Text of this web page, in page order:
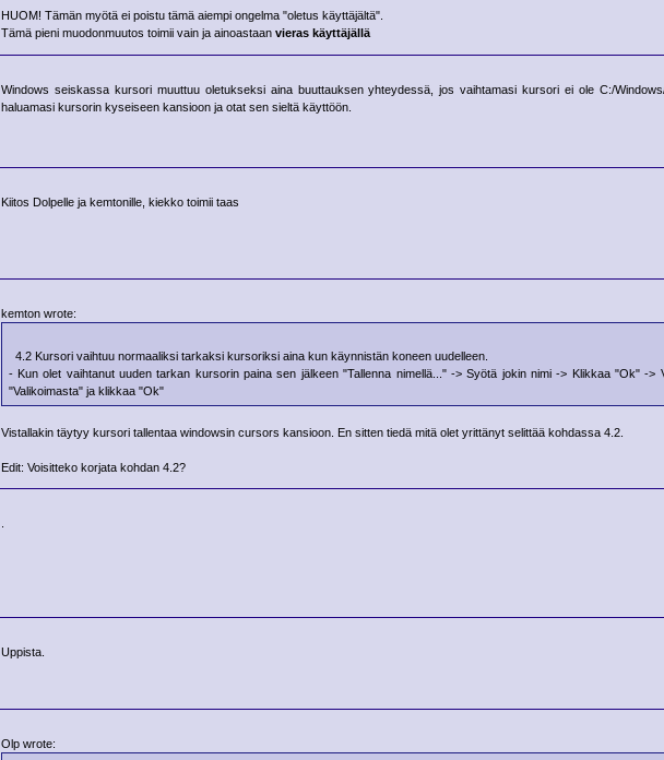
HUOM! Tämän myötä ei poistu tämä aiempi ongelma "oletus käyttäjältä".
Tämä pieni muodonmuutos toimii vain ja ainoastaanvieras käyttäjällä
Windows seiskassa kursori muuttuu oletukseksi aina buuttauksen yhteydessä, jos vaihtamasi kursori ei ole C:/
haluamasi kursorin kyseiseen kansioon ja otat sen sieltä käyttöön.
Kiitos Dolpelle ja kemtonille, kiekko toimii taas
kemton wrote:
4.2 Kursori vaihtuu normaaliksi tarkaksi kursoriksi aina kun käynnistän koneen uudelleen.
- Kun olet vaihtanut uuden tarkan kursorin paina sen jälkeen "Tallenna nimellä..." -> Syötä jokin nimi -> Klikkaa "Ok" ->
"Valikoimasta" ja klikkaa "Ok"
Vistallakin täytyy kursori tallentaa windowsin cursors kansioon. En sitten tiedä mitä olet yrittänyt selittää kohdassa 4.2.
Edit: Voisitteko korjata kohdan 4.2?
Uppista.
Olp wrote: